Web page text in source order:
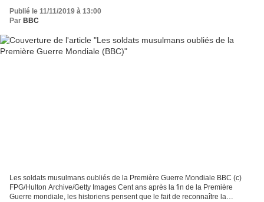
Publié le 11/11/2019 à 13:00
Par BBC
Les soldats musulmans oubliés de la Première Guerre Mondiale BBC (c)
FPG/Hulton Archive/Getty Images Cent ans après la fin de la Première
Guerre mondiale, les historiens pensent que le fait de reconnaître la